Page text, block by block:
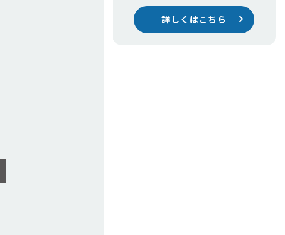
詳しくはこちら